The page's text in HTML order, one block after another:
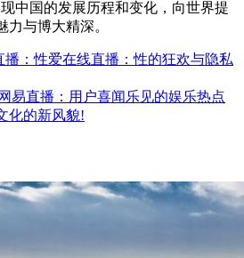
中国的发展历程和变化，向世界提
与博大精深。
播：性爱在线直播：性的狂欢与隐私
易直播：用户喜闻乐见的娱乐热点
化的新风貌!